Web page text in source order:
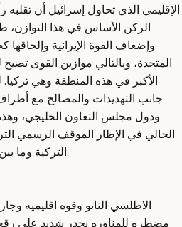
الإقليمي الذي تحاول إسرائيل أن
الركن الأساس في هذا التوازن،
وإضعاف القوة الإيرانية
المتحدة، وبالتالي موازين القوى
الأكبر في هذه المنطقة وهي تركيا.
جانب التهديدات والمصالح مع
ودول مجلس التعاون الخليجي،
الحالي في الإطار الموقف الرسمي
التركية وما بين وزارة الخارجية، أي كان هناك.
الاطلسي الناتو وقوه اقليميه
مضطره للمناوره بحذر شديد على